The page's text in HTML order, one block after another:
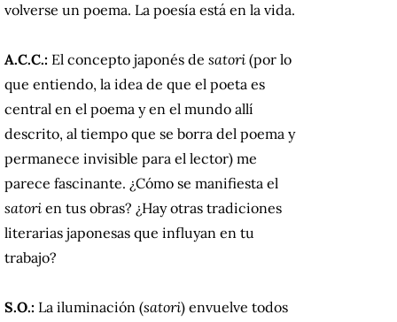
volverse un poema. La poesía está en la vida.
A.C.C.: El concepto japonés de satori (por lo
que entiendo, la idea de que el poeta es
central en el poema y en el mundo allí
descrito, al tiempo que se borra del poema y
permanece invisible para el lector) me
parece fascinante. ¿Cómo se manifiesta el
satori en tus obras? ¿Hay otras tradiciones
literarias japonesas que influyan en tu
trabajo?
S.O.: La iluminación (satori) envuelve todos